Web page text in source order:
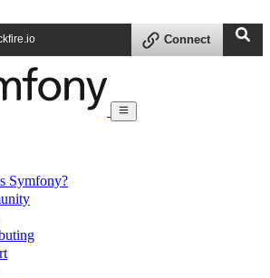
Connect
Symfony?